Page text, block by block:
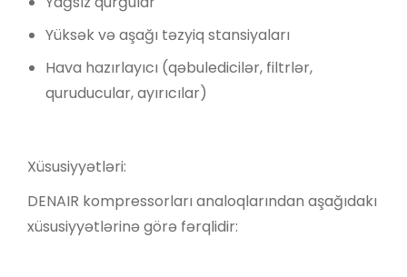
Yüksək və aşağı təzyiq stansiyaları
Hava hazırlayıcı (qəbuledicilər, filtrlər,
quruducular, ayırıcılar)
Xüsusiyyətləri:
DENAIR kompressorları analoqlarından aşağıdakı
xüsusiyyətlərinə görə fərqlidir: